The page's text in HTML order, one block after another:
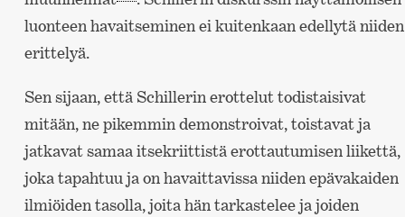
luonteen havaitseminen ei kuitenkaan edellytä niiden
erittelyä.
Sen sijaan, että Schillerin erottelut todistaisivat
mitään, ne pikemmin demonstroivat, toistavat ja
jatkavat samaa itsekriittistä erottautumisen liikettä,
joka tapahtuu ja on havaittavissa niiden epävakaiden
ilmiöiden tasolla, joita hän tarkastelee ja joiden